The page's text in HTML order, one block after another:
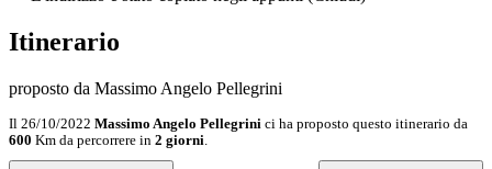
Itinerario
proposto da Massimo Angelo Pellegrini
Il 26/10/2022 Massimo Angelo Pellegrini ci ha proposto questo itinerario da
600 Km da percorrere in 2 giorni.